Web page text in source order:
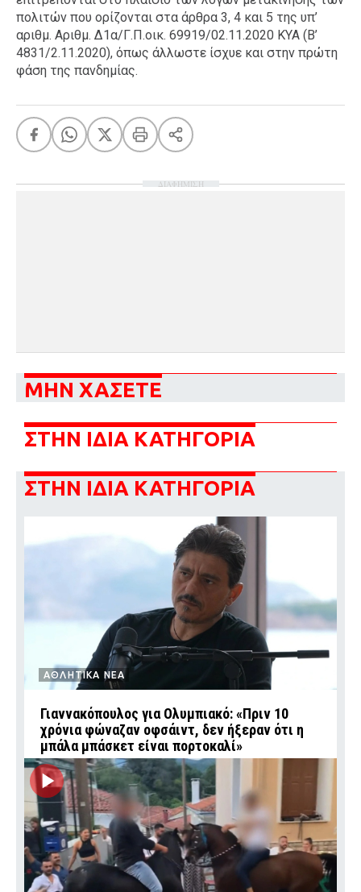
πολιτών που ορίζονται στα άρθρα 3, 4 και 5 της υπ’
αριθμ. Αριθμ. Δ1α/Γ.Π.οικ. 69919/02.11.2020 KYA (Β’
4831/2.11.2020), όπως άλλωστε ίσχυε και στην πρώτη
φάση της πανδημίας.
ΔΙΑΦΗΜΙΣΗ
ΜΗΝ ΧΑΣΕΤΕ
ΣΤΗΝ ΙΔΙΑ ΚΑΤΗΓΟΡΙΑ
ΣΤΗΝ ΙΔΙΑ ΚΑΤΗΓΟΡΙΑ
ΑΘΛΗΤΙΚΑ ΝΕΑ
Γιαννακόπουλος για Ολυμπιακό: «Πριν 10
χρόνια φώναζαν οφσάιντ, δεν ήξεραν ότι η
μπάλα μπάσκετ είναι πορτοκαλί»